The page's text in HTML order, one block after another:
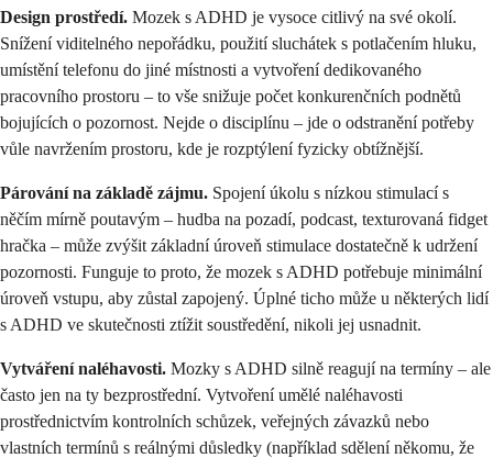
Design prostředí. Mozek s ADHD je vysoce citlivý na své okolí.
Snížení viditelného nepořádku, použití sluchátek s potlačením hluku,
umístění telefonu do jiné místnosti a vytvoření dedikovaného
pracovního prostoru – to vše snižuje počet konkurenčních podnětů
bojujících o pozornost. Nejde o disciplínu – jde o odstranění potřeby
vůle navržením prostoru, kde je rozptýlení fyzicky obtížnější.
Párování na základě zájmu. Spojení úkolu s nízkou stimulací s
něčím mírně poutavým – hudba na pozadí, podcast, texturovaná fidget
hračka – může zvýšit základní úroveň stimulace dostatečně k udržení
pozornosti. Funguje to proto, že mozek s ADHD potřebuje minimální
úroveň vstupu, aby zůstal zapojený. Úplné ticho může u některých lidí
s ADHD ve skutečnosti ztížit soustředění, nikoli jej usnadnit.
Vytváření naléhavosti. Mozky s ADHD silně reagují na termíny – ale
často jen na ty bezprostřední. Vytvoření umělé naléhavosti
prostřednictvím kontrolních schůzek, veřejných závazků nebo
vlastních termínů s reálnými důsledky (například sdělení někomu, že